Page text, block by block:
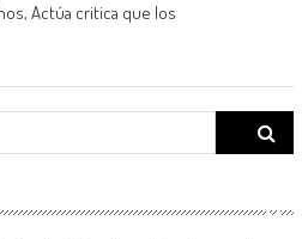
Actúa critica que los
Search
for: